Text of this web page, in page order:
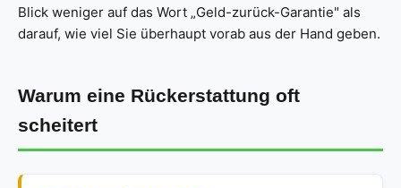
Blick weniger auf das Wort „Geld-zurück-Garantie" als
darauf, wie viel Sie überhaupt vorab aus der Hand geben.
Warum eine Rückerstattung oft
scheitert